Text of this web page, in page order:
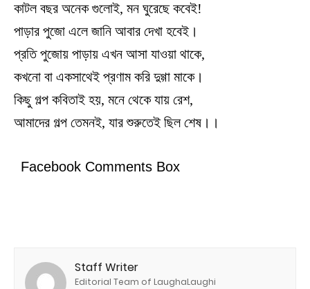
কাটল বছর অনেক গুলোই, মন ঘুরেছে কবেই!
পাড়ার পুজো এলে জানি আবার দেখা হবেই।
প্রতি পুজোয় পাড়ায় এখন আসা যাওয়া থাকে,
কখনো বা একসাথেই প্রণাম করি দুগ্গা মাকে।
কিছু গল্প কবিতাই হয়, মনে থেকে যায় রেশ,
আমাদের গল্প তেমনই, যার শুরুতেই ছিল শেষ।।
Facebook Comments Box
Staff Writer
Editorial Team of LaughaLaughi